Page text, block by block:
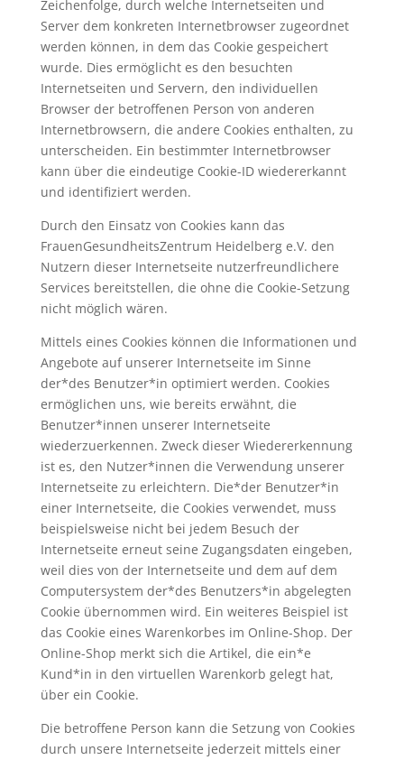
Zeichenfolge, durch welche Internetseiten und
Server dem konkreten Internetbrowser zugeordnet
werden können, in dem das Cookie gespeichert
wurde. Dies ermöglicht es den besuchten
Internetseiten und Servern, den individuellen
Browser der betroffenen Person von anderen
Internetbrowsern, die andere Cookies enthalten, zu
unterscheiden. Ein bestimmter Internetbrowser
kann über die eindeutige Cookie-ID wiedererkannt
und identifiziert werden.
Durch den Einsatz von Cookies kann das
FrauenGesundheitsZentrum Heidelberg e.V. den
Nutzern dieser Internetseite nutzerfreundlichere
Services bereitstellen, die ohne die Cookie-Setzung
nicht möglich wären.
Mittels eines Cookies können die Informationen und
Angebote auf unserer Internetseite im Sinne
der*des Benutzer*in optimiert werden. Cookies
ermöglichen uns, wie bereits erwähnt, die
Benutzer*innen unserer Internetseite
wiederzuerkennen. Zweck dieser Wiedererkennung
ist es, den Nutzer*innen die Verwendung unserer
Internetseite zu erleichtern. Die*der Benutzer*in
einer Internetseite, die Cookies verwendet, muss
beispielsweise nicht bei jedem Besuch der
Internetseite erneut seine Zugangsdaten eingeben,
weil dies von der Internetseite und dem auf dem
Computersystem der*des Benutzers*in abgelegten
Cookie übernommen wird. Ein weiteres Beispiel ist
das Cookie eines Warenkorbes im Online-Shop. Der
Online-Shop merkt sich die Artikel, die ein*e
Kund*in in den virtuellen Warenkorb gelegt hat,
über ein Cookie.
Die betroffene Person kann die Setzung von Cookies
durch unsere Internetseite jederzeit mittels einer